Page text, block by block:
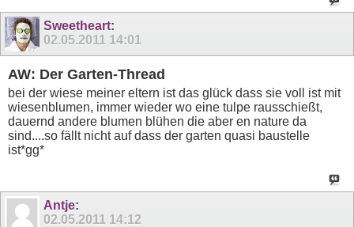
Sweetheart:
02.05.2011 14:01
AW: Der Garten-Thread
bei der wiese meiner eltern ist das glück dass sie voll ist mit
wiesenblumen, immer wieder wo eine tulpe rausschießt,
dauernd andere blumen blühen die aber en nature da
sind....so fällt nicht auf dass der garten quasi baustelle
ist*gg*
Antje:
02.05.2011 14:12